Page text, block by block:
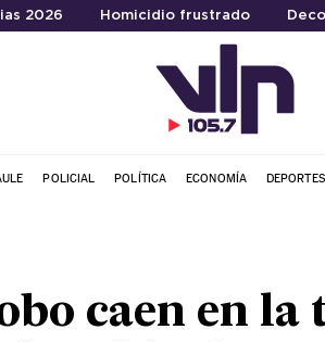
2026 Homicidio frustrado
POLICIAL POLÍTICA ECONOMÍA DEPORTES
caen en la